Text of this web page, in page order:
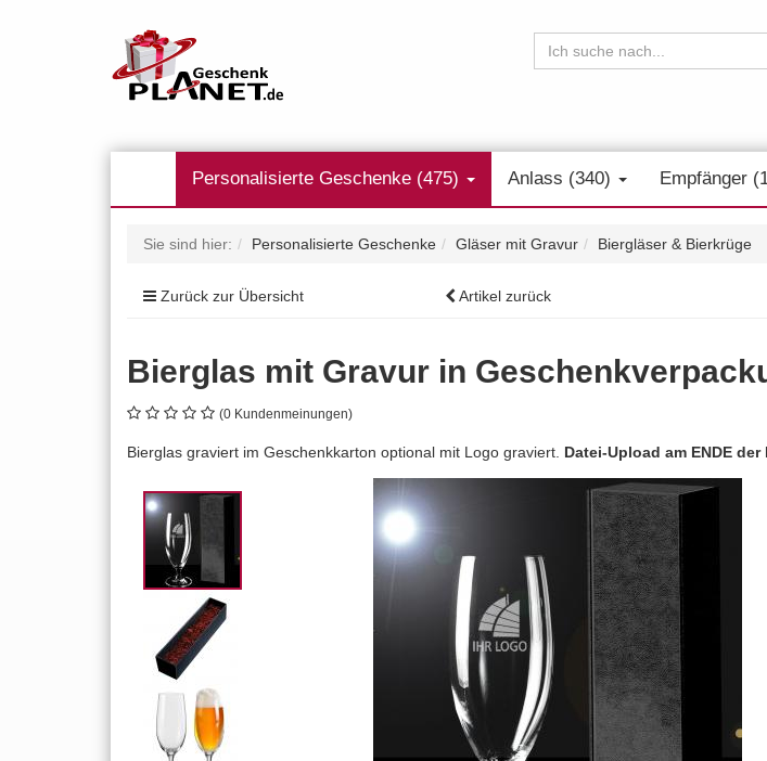
Personalisierte Geschenke (475) Anlass (340) Empfänger
Sie sind hier: Personalisierte Geschenke Gläser mit Gravur Biergläser & Bierkrüge
Zurück zur Übersicht Artikel zurück
Bierglas mit Gravur in
(0 Kundenmeinungen)
Bierglas graviert im Geschenkkarton optional mit Logo graviert. Datei-Upload am ENDE